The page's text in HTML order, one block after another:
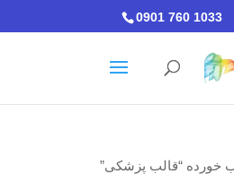
0901 760 1033
“قالب پزشکی”